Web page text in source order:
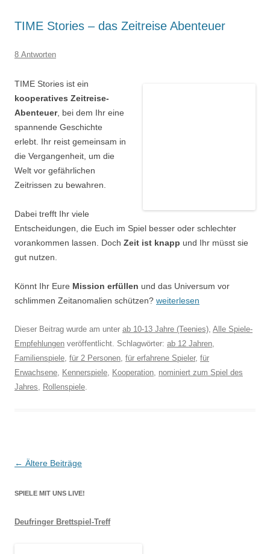
TIME Stories – das Zeitreise Abenteuer
8 Antworten
TIME Stories ist ein
kooperatives Zeitreise-
Abenteuer, bei dem Ihr eine
spannende Geschichte
erlebt. Ihr reist gemeinsam in
die Vergangenheit, um die
Welt vor gefährlichen
Zeitrissen zu bewahren.
Dabei trefft Ihr viele
Entscheidungen, die Euch im Spiel besser oder schlechter
vorankommen lassen. Doch Zeit ist knapp und Ihr müsst sie
gut nutzen.
Könnt Ihr Eure Mission erfüllen und das Universum vor
schlimmen Zeitanomalien schützen? weiterlesen
Dieser Beitrag wurde am unter ab 10-13 Jahre (Teenies), Alle Spiele-
Empfehlungen veröffentlicht. Schlagwörter: ab 12 Jahren,
Familienspiele, für 2 Personen, für erfahrene Spieler, für
Erwachsene, Kennerspiele, Kooperation, nominiert zum Spiel des
Jahres, Rollenspiele.
Beitragsnavigation
← Ältere Beiträge
SPIELE MIT UNS LIVE!
Deufringer Brettspiel-Treff